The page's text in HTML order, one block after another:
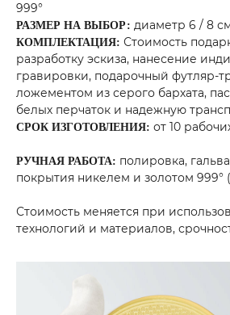
999°
РАЗМЕР НА ВЫБОР: диаметр 6 / 8
КОМПЛЕКТАЦИЯ: Стоимость
разработку эскиза, нанесение
гравировки, подарочный футляр-
ложементом из серого бархата,
белых перчаток и надежную
СРОК ИЗГОТОВЛЕНИЯ: от 10
РУЧНАЯ РАБОТА: полировка,
покрытия никелем и золотом 999°
Стоимость меняется при
технологий и материалов,